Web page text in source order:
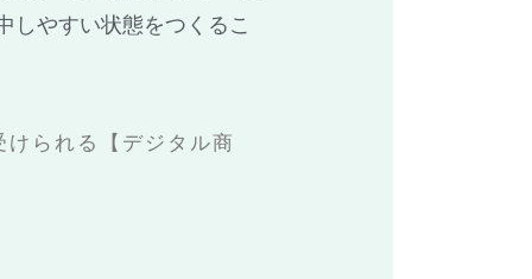
しやすい状態をつくるこ
られる【デジタル商